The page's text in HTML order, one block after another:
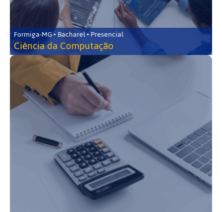
Formiga-MG • Bacharel • Presencial
Ciência da Computação